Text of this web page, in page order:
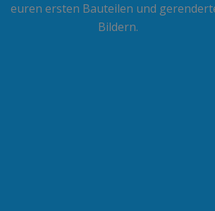
euren ersten Bauteilen und
Bildern.